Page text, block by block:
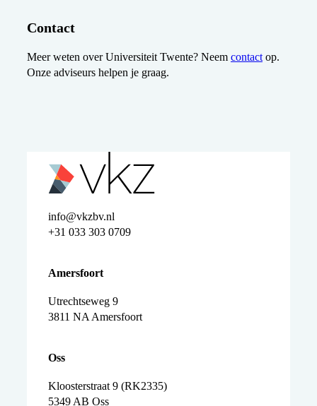
Contact
Meer weten over Universiteit Twente? Neem contact op.
Onze adviseurs helpen je graag.
info@vkzbv.nl
+31 033 303 0709
Amersfoort
Utrechtseweg 9
3811 NA Amersfoort
Oss
Kloosterstraat 9 (RK2335)
5349 AB Oss